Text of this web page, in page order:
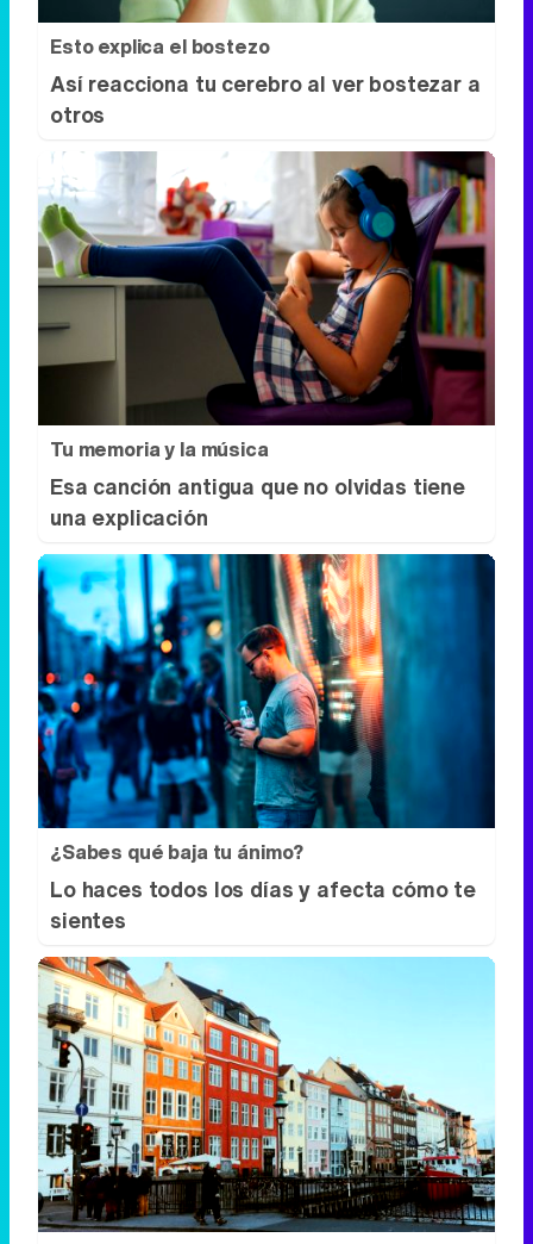
Tu memoria y la música
Esa canción antigua que no olvidas tiene
una explicación
¿Sabes qué baja tu ánimo?
Lo haces todos los días y afecta cómo te
sientes
¿De verdad hacen esto?
Costumbres que rompen todos los
esquemas